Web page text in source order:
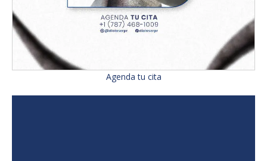
Agenda tu cita